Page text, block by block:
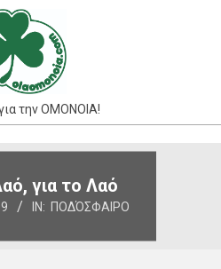
την ΟΜΟΝΟΙΑ!
για το Λαό
IN: ΠΟΔΌΣΦΑΙΡΟ